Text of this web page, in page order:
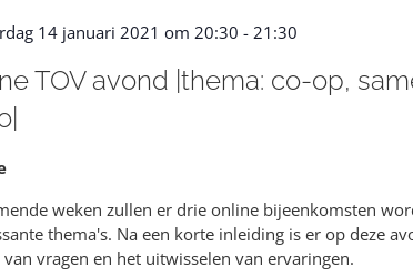
14 januari 2021 om 20:30 - 21:30
TOV avond |thema: co-op,
weken zullen er drie online bijeenkomsten
thema's. Na een korte inleiding is er op deze
vragen en het uitwisselen van ervaringen.